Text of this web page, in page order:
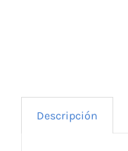
Descripción